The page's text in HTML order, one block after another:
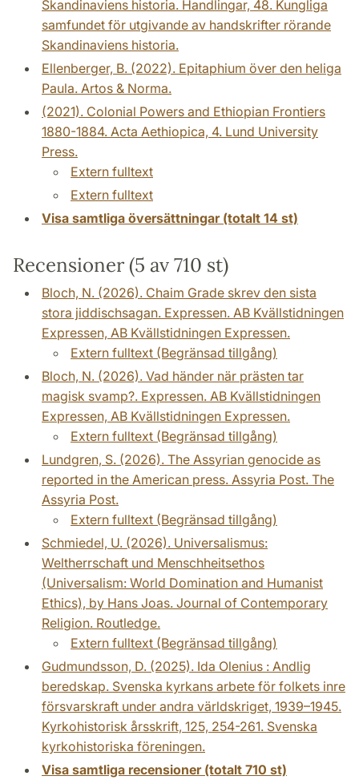
Skandinaviens historia. Handlingar, 48. Kungliga
samfundet för utgivande av handskrifter rörande
Skandinaviens historia.
Ellenberger, B. (2022). Epitaphium över den heliga
Paula. Artos & Norma.
(2021). Colonial Powers and Ethiopian Frontiers
1880-1884. Acta Aethiopica, 4. Lund University
Press.
Extern fulltext
Extern fulltext
Visa samtliga översättningar (totalt 14 st)
Recensioner (5 av 710 st)
Bloch, N. (2026). Chaim Grade skrev den sista
stora jiddischsagan. Expressen. AB Kvällstidningen
Expressen, AB Kvällstidningen Expressen.
Extern fulltext (Begränsad tillgång)
Bloch, N. (2026). Vad händer när prästen tar
magisk svamp?. Expressen. AB Kvällstidningen
Expressen, AB Kvällstidningen Expressen.
Extern fulltext (Begränsad tillgång)
Lundgren, S. (2026). The Assyrian genocide as
reported in the American press. Assyria Post. The
Assyria Post.
Extern fulltext (Begränsad tillgång)
Schmiedel, U. (2026). Universalismus:
Weltherrschaft und Menschheitsethos
(Universalism: World Domination and Humanist
Ethics), by Hans Joas. Journal of Contemporary
Religion. Routledge.
Extern fulltext (Begränsad tillgång)
Gudmundsson, D. (2025). Ida Olenius : Andlig
beredskap. Svenska kyrkans arbete för folkets inre
försvarskraft under andra världskriget, 1939–1945.
Kyrkohistorisk årsskrift, 125, 254-261. Svenska
kyrkohistoriska föreningen.
Visa samtliga recensioner (totalt 710 st)